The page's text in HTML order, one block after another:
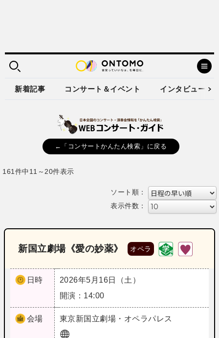
新着記事 コンサート＆イベント インタビュー
←「コンサートかんたん検索」に戻る
161件中11～20件表示
ソート順：
表示件数：
新国立劇場《愛の妙薬》 オペラ
日時
2026年5月16日（土）
開演：14:00
会場 東京新国立劇場・オペラパレス